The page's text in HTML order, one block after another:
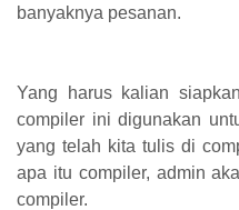
banyaknya pesanan.
Yang harus kalian
compiler ini digunakan
yang telah kita tulis di
apa itu compiler, admin
compiler.